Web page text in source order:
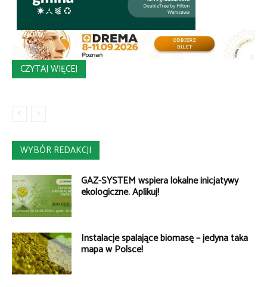
CZYTAJ WIĘCEJ
WYBÓR REDAKCJI
GAZ-SYSTEM wspiera lokalne inicjatywy
ekologiczne. Aplikuj!
Instalacje spalające biomasę – jedyna taka
mapa w Polsce!